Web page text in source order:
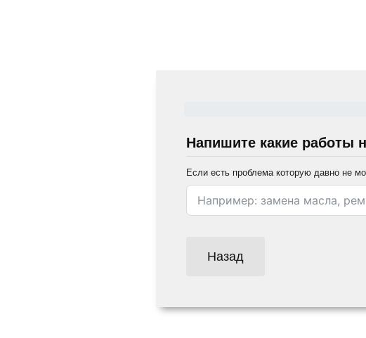
Напишите какие работы
Если есть проблема которую давно не
Назад